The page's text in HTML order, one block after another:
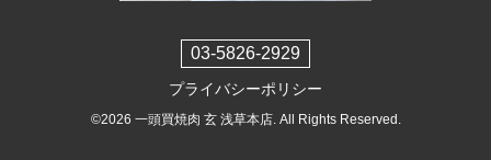
03-5826-2929
プライバシーポリシー
©2026 一頭買焼肉 玄 浅草本店. All Rights Reserved.